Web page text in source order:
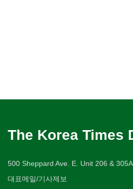
The Korea Times
500 Sheppard Ave. E. Unit 206 &
대표메일/기사제보